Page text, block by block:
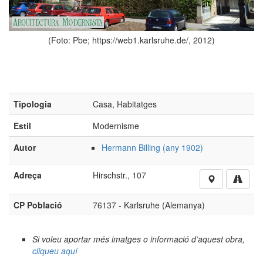
(Foto: Pbe; https://web1.karlsruhe.de/, 2012)
Tipologia
Casa, Habitatges
Estil
Modernisme
Autor
Hermann Billing (any 1902)
Adreça Hirschstr., 107
CP Població 76137 - Karlsruhe (Alemanya)
Si voleu aportar més imatges o informació d’aquest obra,
cliqueu aquí